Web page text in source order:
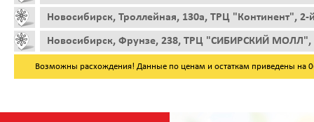
Новосибирск, Троллейная, 130а, ТРЦ "Континент", 2-
Новосибирск, Фрунзе, 238, ТРЦ "СИБИРСКИЙ МОЛЛ",
Возможны расхождения! Данные по ценам и остаткам приведены на